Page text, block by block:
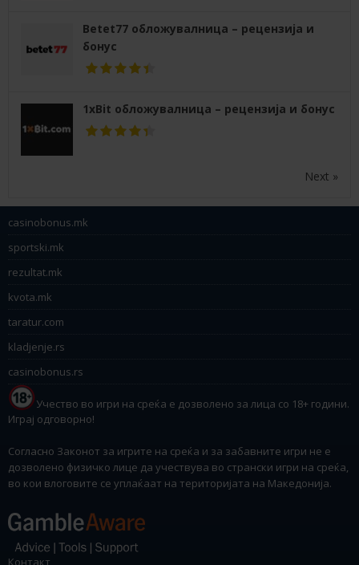
Betet77 обложувалница – рецензија и
бонус
1xBit обложувалница – рецензија и бонус
Next »
casinobonus.mk
sportski.mk
rezultat.mk
kvota.mk
taratur.com
kladjenje.rs
casinobonus.rs
Учество во игри на среќа е дозволено за лица со 18+ години.
Играј одговорно!
Согласно Законот за игрите на среќа и за забавните игри не е
дозволено физичко лице да учествува во странски игри на среќа,
во кои влоговите се уплаќаат на територијата на Македонија.
Контакт